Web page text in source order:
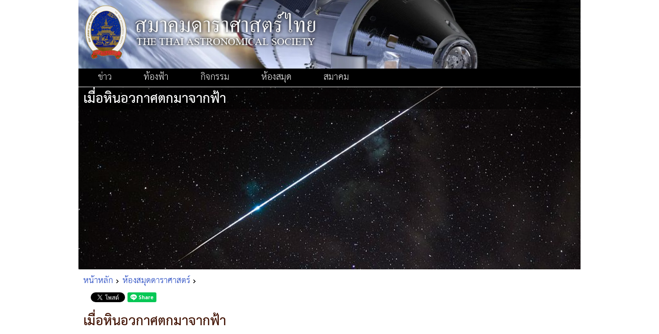
ข่าว ท้องฟ้า กิจกรรม ห้องสมุด สมาคม
เมื่อหินอวกาศตกมาจากฟ้า
หน้าหลัก ห้องสมุดดาราศาสตร์
เมื่อหินอวกาศตกมาจากฟ้า